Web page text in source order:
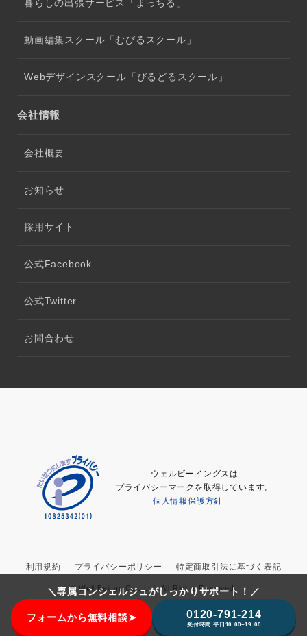
＼専属コンシェルジュがしっかりサポート！／
フォームから無料相談➤ 0120-791-214
受付時間 平日10:00~19:00
暮らしの出張サービス「まっちる」
動画編集スクール「むびるスクール」
Webデザインスクール「びるどるスクール」
会社情報
会社概要
お知らせ
採用サイト
公式Facebook
公式Twitter
お問合わせ
ウェルビーイングスは
プライバシーマークを取得しています。
個人情報保護方針
利用規約 プライバシーポリシー 特定商取引法に基づく表記
© Well-Beings Co., Ltd. All Rights Reserved.